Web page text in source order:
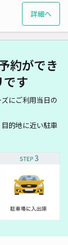
詳細へ
約ができ
です
にご利用当日の
的地に近い駐車